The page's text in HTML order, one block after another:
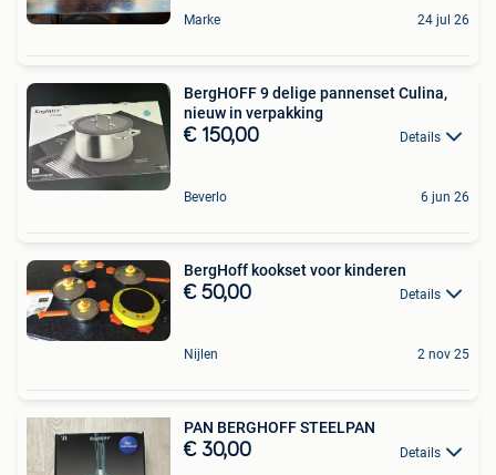
Marke 24 jul 26
BergHOFF 9 delige pannenset Culina,
nieuw in verpakking
€ 150,00 Details
Beverlo 6 jun 26
BergHoff kookset voor kinderen
€ 50,00 Details
Nijlen 2 nov 25
PAN BERGHOFF STEELPAN
€ 30,00 Details